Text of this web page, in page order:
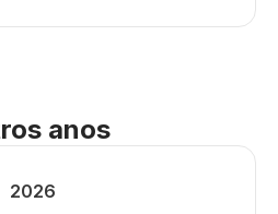
anos
2026